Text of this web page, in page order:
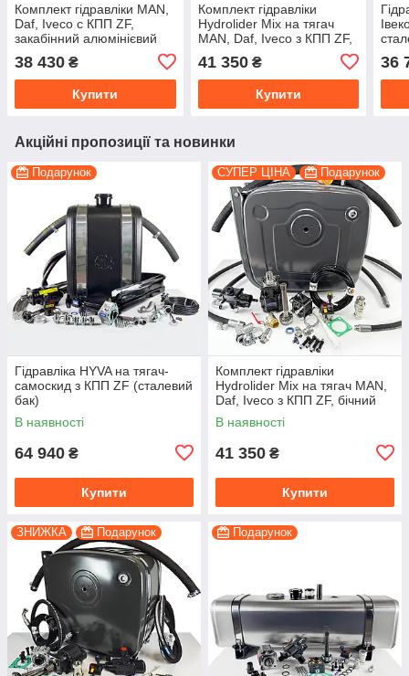
Комплект гідравліки MAN,
Daf, Iveco c КПП ZF,
закабінний алюмінієвий
38 430 ₴
Купити
Комплект гідравліки
Hydrolider Mix на тягач
MAN, Daf, Iveco з КПП ZF,
41 350₴
Купити
36
Акційні пропозиції та новинки
Подарунок
Гідравліка HYVA на тягач-
самоскид з КПП ZF (сталевий
бак)
В наявності
64 940 ₴
Купити
СУПЕР ЦІНА Подарунок
Комплект гідравліки
Hydrolider Mix на тягач MAN,
Daf, Iveco з КПП ZF, бічний
сталевий бак
В наявності
41 350 ₴
Купити
ЗНИЖКА Подарунок Подарунок